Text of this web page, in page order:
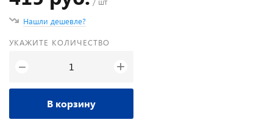
Нашли дешевле?
УКАЖИТЕ КОЛИЧЕСТВО
− +
В корзину